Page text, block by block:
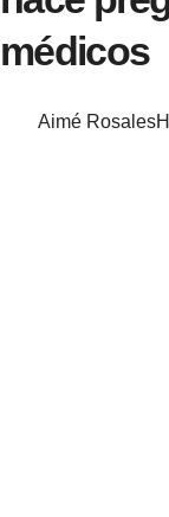
médicos
Aimé Rosales